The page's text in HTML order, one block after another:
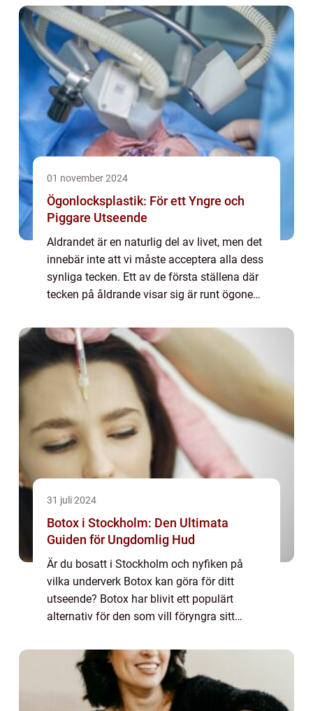
koncentrerad formel...
01 november 2024
Ögonlocksplastik: För ett Yngre och
Piggare Utseende
Aldrandet är en naturlig del av livet, men det
innebär inte att vi måste acceptera alla dess
synliga tecken. Ett av de första ställena där
tecken på åldrande visar sig är runt ögonen.
31 juli 2024
Botox i Stockholm: Den Ultimata
Guiden för Ungdomlig Hud
Är du bosatt i Stockholm och nyfiken på
vilka underverk Botox kan göra för ditt
utseende? Botox har blivit ett populärt
alternativ för den som vill föryngra sitt